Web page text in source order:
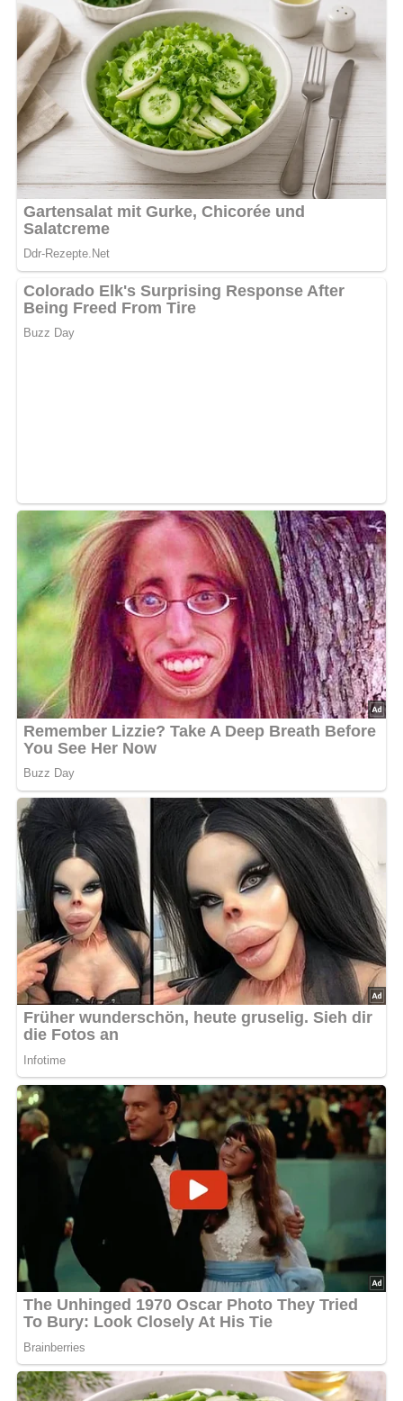
Auflaufform geben. Die Eier verquirlen und über die
Gemüseschicht gießen. Das Omelette im Backofen
backen, bis die Eimasse gestockt ist und anfängt, leicht
zu bräunen. Rahm, Kefir und Schafskäse vermischen und
zusammen durch ein Sieb streichen. Zu dem Omelette
reichen.
Nach: Rezepte der polnischen Küche, Verlag für die Frau, Leipzig, DDR, 1988
Abonniere jetzt unseren Newsletter!
Kein Spam, kein Bullshit, keine Weitergabe deiner Mailadresse an Dritte!